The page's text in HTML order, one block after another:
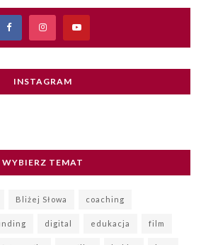
INSTAGRAM
WYBIERZ TEMAT
Bliżej Słowa coaching
digital edukacja film